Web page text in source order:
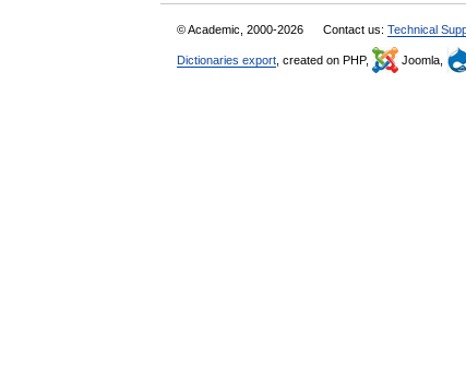
© Academic, 2000-2026 Contact us: Technical
Dictionaries export , created on PHP, Joomla,